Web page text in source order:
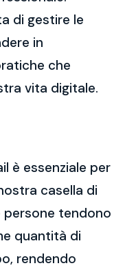
di gestire le
in
che
vita digitale.
è essenziale per
casella di
tendono
quantità di
rendendo